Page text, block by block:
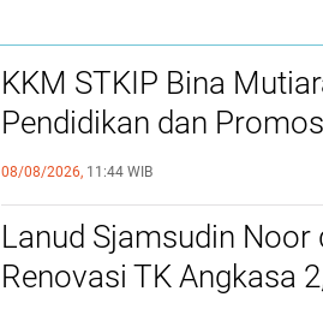
KKM STKIP Bina
Pendidikan dan
Sukamaju
08/08/2026, 11:44 WIB
Lanud Sjamsudin Noor
Renovasi TK Angkasa